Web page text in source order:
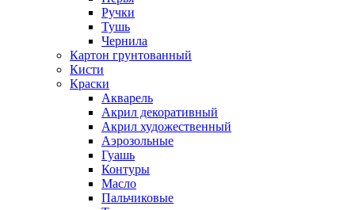
Ручки
Тушь
Чернила
Картон грунтованный
Кисти
Краски
Акварель
Акрил декоративный
Акрил художественный
Аэрозольные
Гуашь
Контуры
Масло
Пальчиковые